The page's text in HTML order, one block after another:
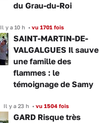
du Grau-du-Roi
Il y a 10 h • vu 1701 fois
SAINT-MARTIN-DE-
VALGALGUES Il sauve
une famille des
flammes : le
témoignage de Samy
Il y a 23 h • vu 1504 fois
GARD Risque très